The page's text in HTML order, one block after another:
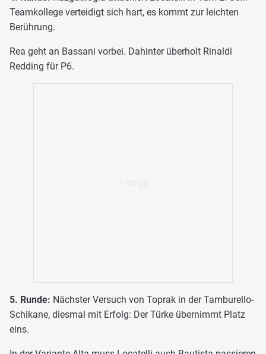
Teamkollege verteidigt sich hart, es kommt zur leichten
Berührung.
Rea geht an Bassani vorbei. Dahinter überholt Rinaldi
Redding für P6.
5. Runde: Nächster Versuch von Toprak in der Tamburello-
Schikane, diesmal mit Erfolg: Der Türke übernimmt Platz
eins.